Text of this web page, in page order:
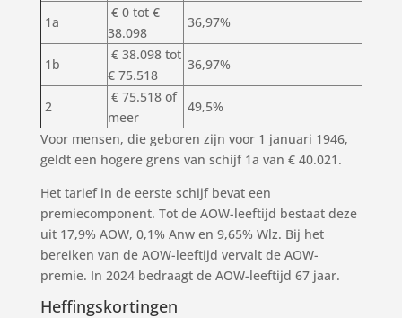
1a
€ 0 tot €
38.098
36,97%
1b
€ 38.098 tot
€ 75.518
36,97%
2
€ 75.518 of
meer
49,5%
Voor mensen, die geboren zijn voor 1 januari 1946,
geldt een hogere grens van schijf 1a van € 40.021.
Het tarief in de eerste schijf bevat een
premiecomponent. Tot de AOW-leeftijd bestaat deze
uit 17,9% AOW, 0,1% Anw en 9,65% Wlz. Bij het
bereiken van de AOW-leeftijd vervalt de AOW-
premie. In 2024 bedraagt de AOW-leeftijd 67 jaar.
Heffingskortingen